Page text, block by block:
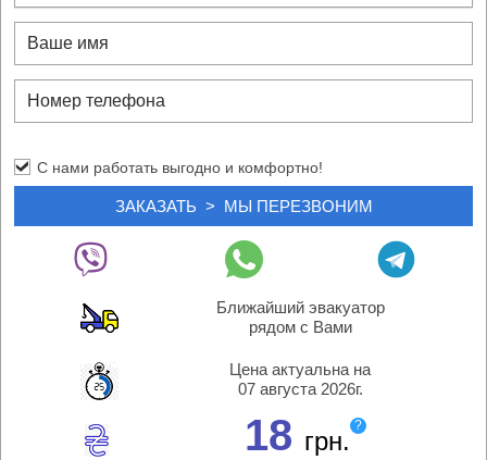
й
у
С нами работать выгодно и комфортно!
Ближайший эвакуатор
рядом с Вами
Цена актуальна на
07 августа 2026г.
18 грн.
?